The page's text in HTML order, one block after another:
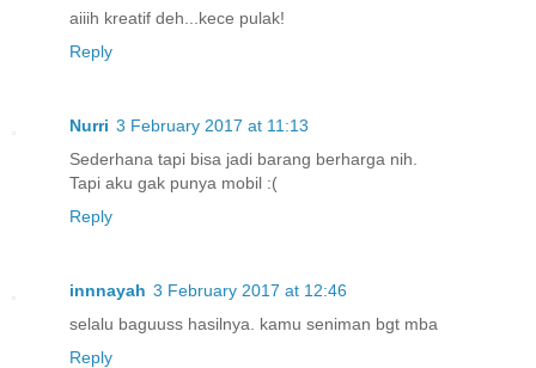
aiiih kreatif deh...kece pulak!
Reply
Nurri 3 February 2017 at 11:13
Sederhana tapi bisa jadi barang berharga nih.
Tapi aku gak punya mobil :(
Reply
innnayah 3 February 2017 at 12:46
selalu baguuss hasilnya. kamu seniman bgt mba
Reply